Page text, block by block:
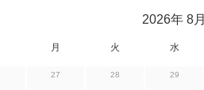
2026年 8月
月 火 水
27 28 29